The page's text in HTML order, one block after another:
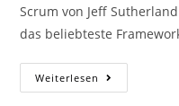
Scrum von Jeff
das beliebteste
Weiterlesen